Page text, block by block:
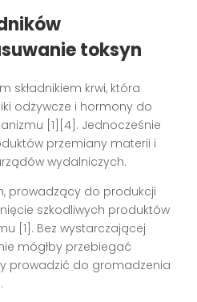
toksyn
składnikiem krwi, która
odżywcze i hormony do
[1][4]. Jednocześnie
przemiany materii i
wydalniczych.
prowadzący do produkcji
szkodliwych produktów
[1]. Bez wystarczającej
mógłby przebiegać
prowadzić do gromadzenia